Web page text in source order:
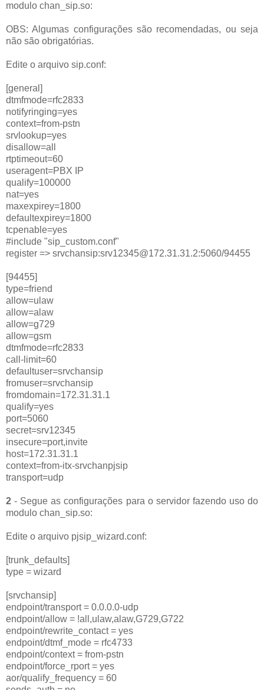
modulo chan_sip.so:
OBS: Algumas configurações são recomendadas, ou seja
não são obrigatórias.
Edite o arquivo sip.conf:
[general]
dtmfmode=rfc2833
notifyringing=yes
context=from-pstn
srvlookup=yes
disallow=all
rtptimeout=60
useragent=PBX IP
qualify=100000
nat=yes
maxexpirey=1800
defaultexpirey=1800
tcpenable=yes
#include "sip_custom.conf"
register => srvchansip:srv12345@172.31.31.2:5060/94455
[94455]
type=friend
allow=ulaw
allow=alaw
allow=g729
allow=gsm
dtmfmode=rfc2833
call-limit=60
defaultuser=srvchansip
fromuser=srvchansip
fromdomain=172.31.31.1
qualify=yes
port=5060
secret=srv12345
insecure=port,invite
host=172.31.31.1
context=from-itx-srvchanpjsip
transport=udp
2 - Segue as configurações para o servidor fazendo uso do
modulo chan_sip.so:
Edite o arquivo pjsip_wizard.conf:
[trunk_defaults]
type = wizard
[srvchansip]
endpoint/transport = 0.0.0.0-udp
endpoint/allow = !all,ulaw,alaw,G729,G722
endpoint/rewrite_contact = yes
endpoint/dtmf_mode = rfc4733
endpoint/context = from-pstn
endpoint/force_rport = yes
aor/qualify_frequency = 60